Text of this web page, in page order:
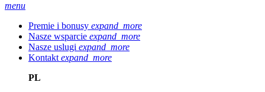
menu
Premie i bonusy expand_more
Nasze wsparcie expand_more
Nasze uslugi expand_more
Kontakt expand_more
PL